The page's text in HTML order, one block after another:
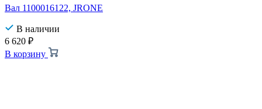
Вал 1100016122, JRONE
В наличии
6 620 ₽
В корзину